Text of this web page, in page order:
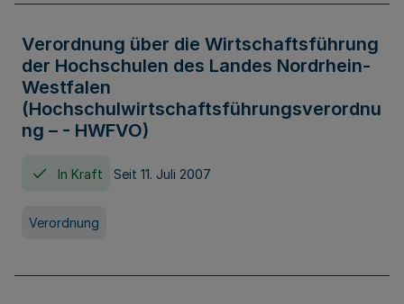
Verordnung über die Wirtschaftsführung
der Hochschulen des Landes Nordrhein-
Westfalen
(Hochschulwirtschaftsführungsverordnu
ng – - HWFVO)
In Kraft Seit 11. Juli 2007
Verordnung